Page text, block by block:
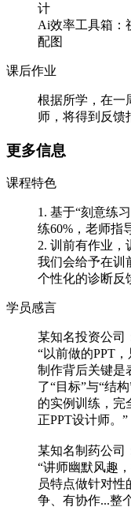
计
Ai效率工具箱：
配图
课后作业
根据所学，在一
师，将得到反馈
更多信息
课程特色
1. 基于“刻意练
练60%，老师指
2. 训前有作业，
我们会给予在训
个性化的诊断反
学员感言
某知名投资公司
“以前做的PPT
制作背后关键是
了“目标”与“结
的实例训练，完
正PPT设计师。”
某知名制药公司
“讲师幽默风趣
员特点做针对
争、有协作...整